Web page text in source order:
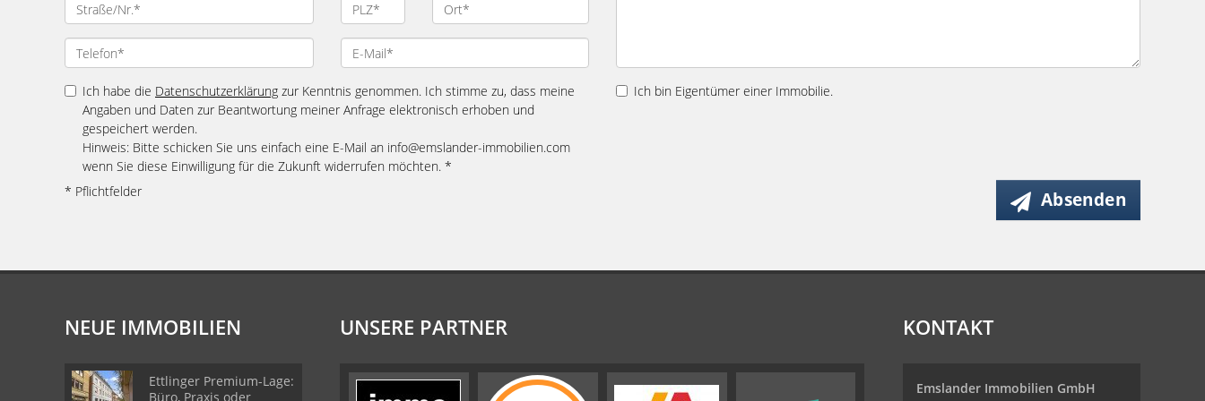
Ich habe die Datenschutzerklärung zur Kenntnis genommen. Ich stimme zu, dass meine
Angaben und Daten zur Beantwortung meiner Anfrage elektronisch erhoben und
gespeichert werden.
Hinweis: Bitte schicken Sie uns einfach eine E-Mail an info@emslander-immobilien.com
wenn Sie diese Einwilligung für die Zukunft widerrufen möchten. *
Ich bin Eigentümer einer Immobilie.
* Pflichtfelder Absenden
NEUE IMMOBILIEN
Ettlinger Premium-Lage:
Büro, Praxis oder
UNSERE PARTNER KONTAKT
Emslander Immobilien GmbH